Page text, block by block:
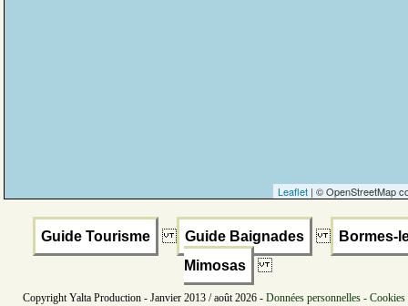
Leaflet | © OpenStreetMap
Guide Tourisme Guide Baignades
Bormes-
Mimosas
Copyright Yalta Production - Janvier 2013 / août 2026 - Données personnelles -